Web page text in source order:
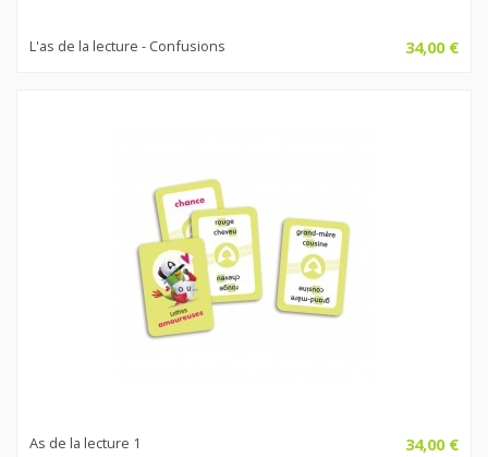
L'as de la lecture - Confusions 34,00 €
As de la lecture 1 34,00 €